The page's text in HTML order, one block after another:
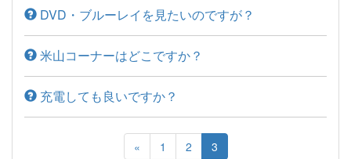
DVD・ブルーレイを見たいのですが？
米山コーナーはどこですか？
充電しても良いですか？
« 1 2 3